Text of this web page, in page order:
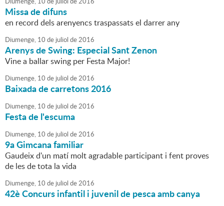
Missa de difuns
en record dels arenyencs traspassats el darrer any
Diumenge, 10 de juliol de2016
Arenys de Swing: Especial Sant Zenon
Vine a ballar swing per Festa Major!
Diumenge, 10 de juliol de2016
Baixada de carretons 2016
Diumenge, 10 de juliol de2016
Festa de l'escuma
Diumenge, 10 de juliol de2016
9a Gimcana familiar
Gaudeix d'un matí molt agradable participant i fent proves
de les de tota la vida
Diumenge, 10 de juliol de2016
42è Concurs infantil i juvenil de pesca amb canya